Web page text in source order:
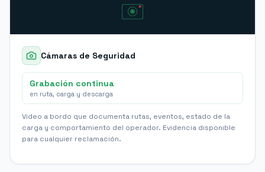
Cámaras de Seguridad
Grabación continua
en ruta, carga y descarga
Video a bordo que documenta rutas, eventos, estado de la
carga y comportamiento del operador. Evidencia disponible
para cualquier reclamación.